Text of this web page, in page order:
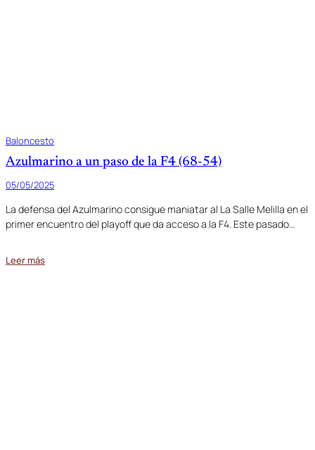
Baloncesto
Azulmarino a un paso de la F4 (68-54)
05/05/2025
La defensa del Azulmarino consigue maniatar al La Salle Melilla en el
primer encuentro del playoff que da acceso a la F4. Este pasado…
Leer más